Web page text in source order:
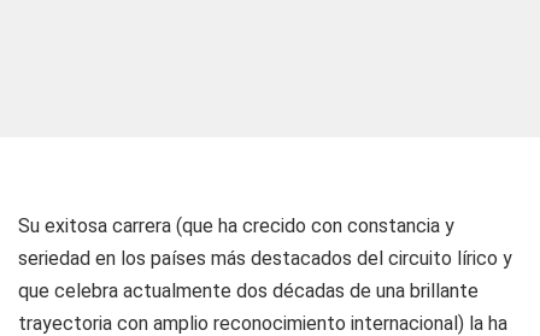
Su exitosa carrera (que ha crecido con constancia y
seriedad en los países más destacados del circuito lírico y
que celebra actualmente dos décadas de una brillante
trayectoria con amplio reconocimiento internacional) la ha